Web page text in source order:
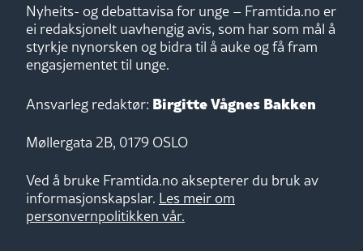
Nyheits- og debattavisa for unge – Framtida.no er
ei redaksjonelt uavhengig avis, som har som mål å
styrkje nynorsken og bidra til å auke og få fram
engasjementet til unge.
Ansvarleg redaktør: Birgitte Vågnes Bakken
Møllergata 2B, 0179 OSLO
Ved å bruke Framtida.no aksepterer du bruk av
informasjonskapslar. Les meir om
personvernpolitikken vår.